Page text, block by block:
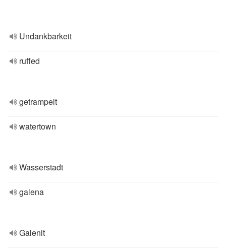
Undankbarkeit
ruffed
getrampelt
watertown
Wasserstadt
galena
Galenit